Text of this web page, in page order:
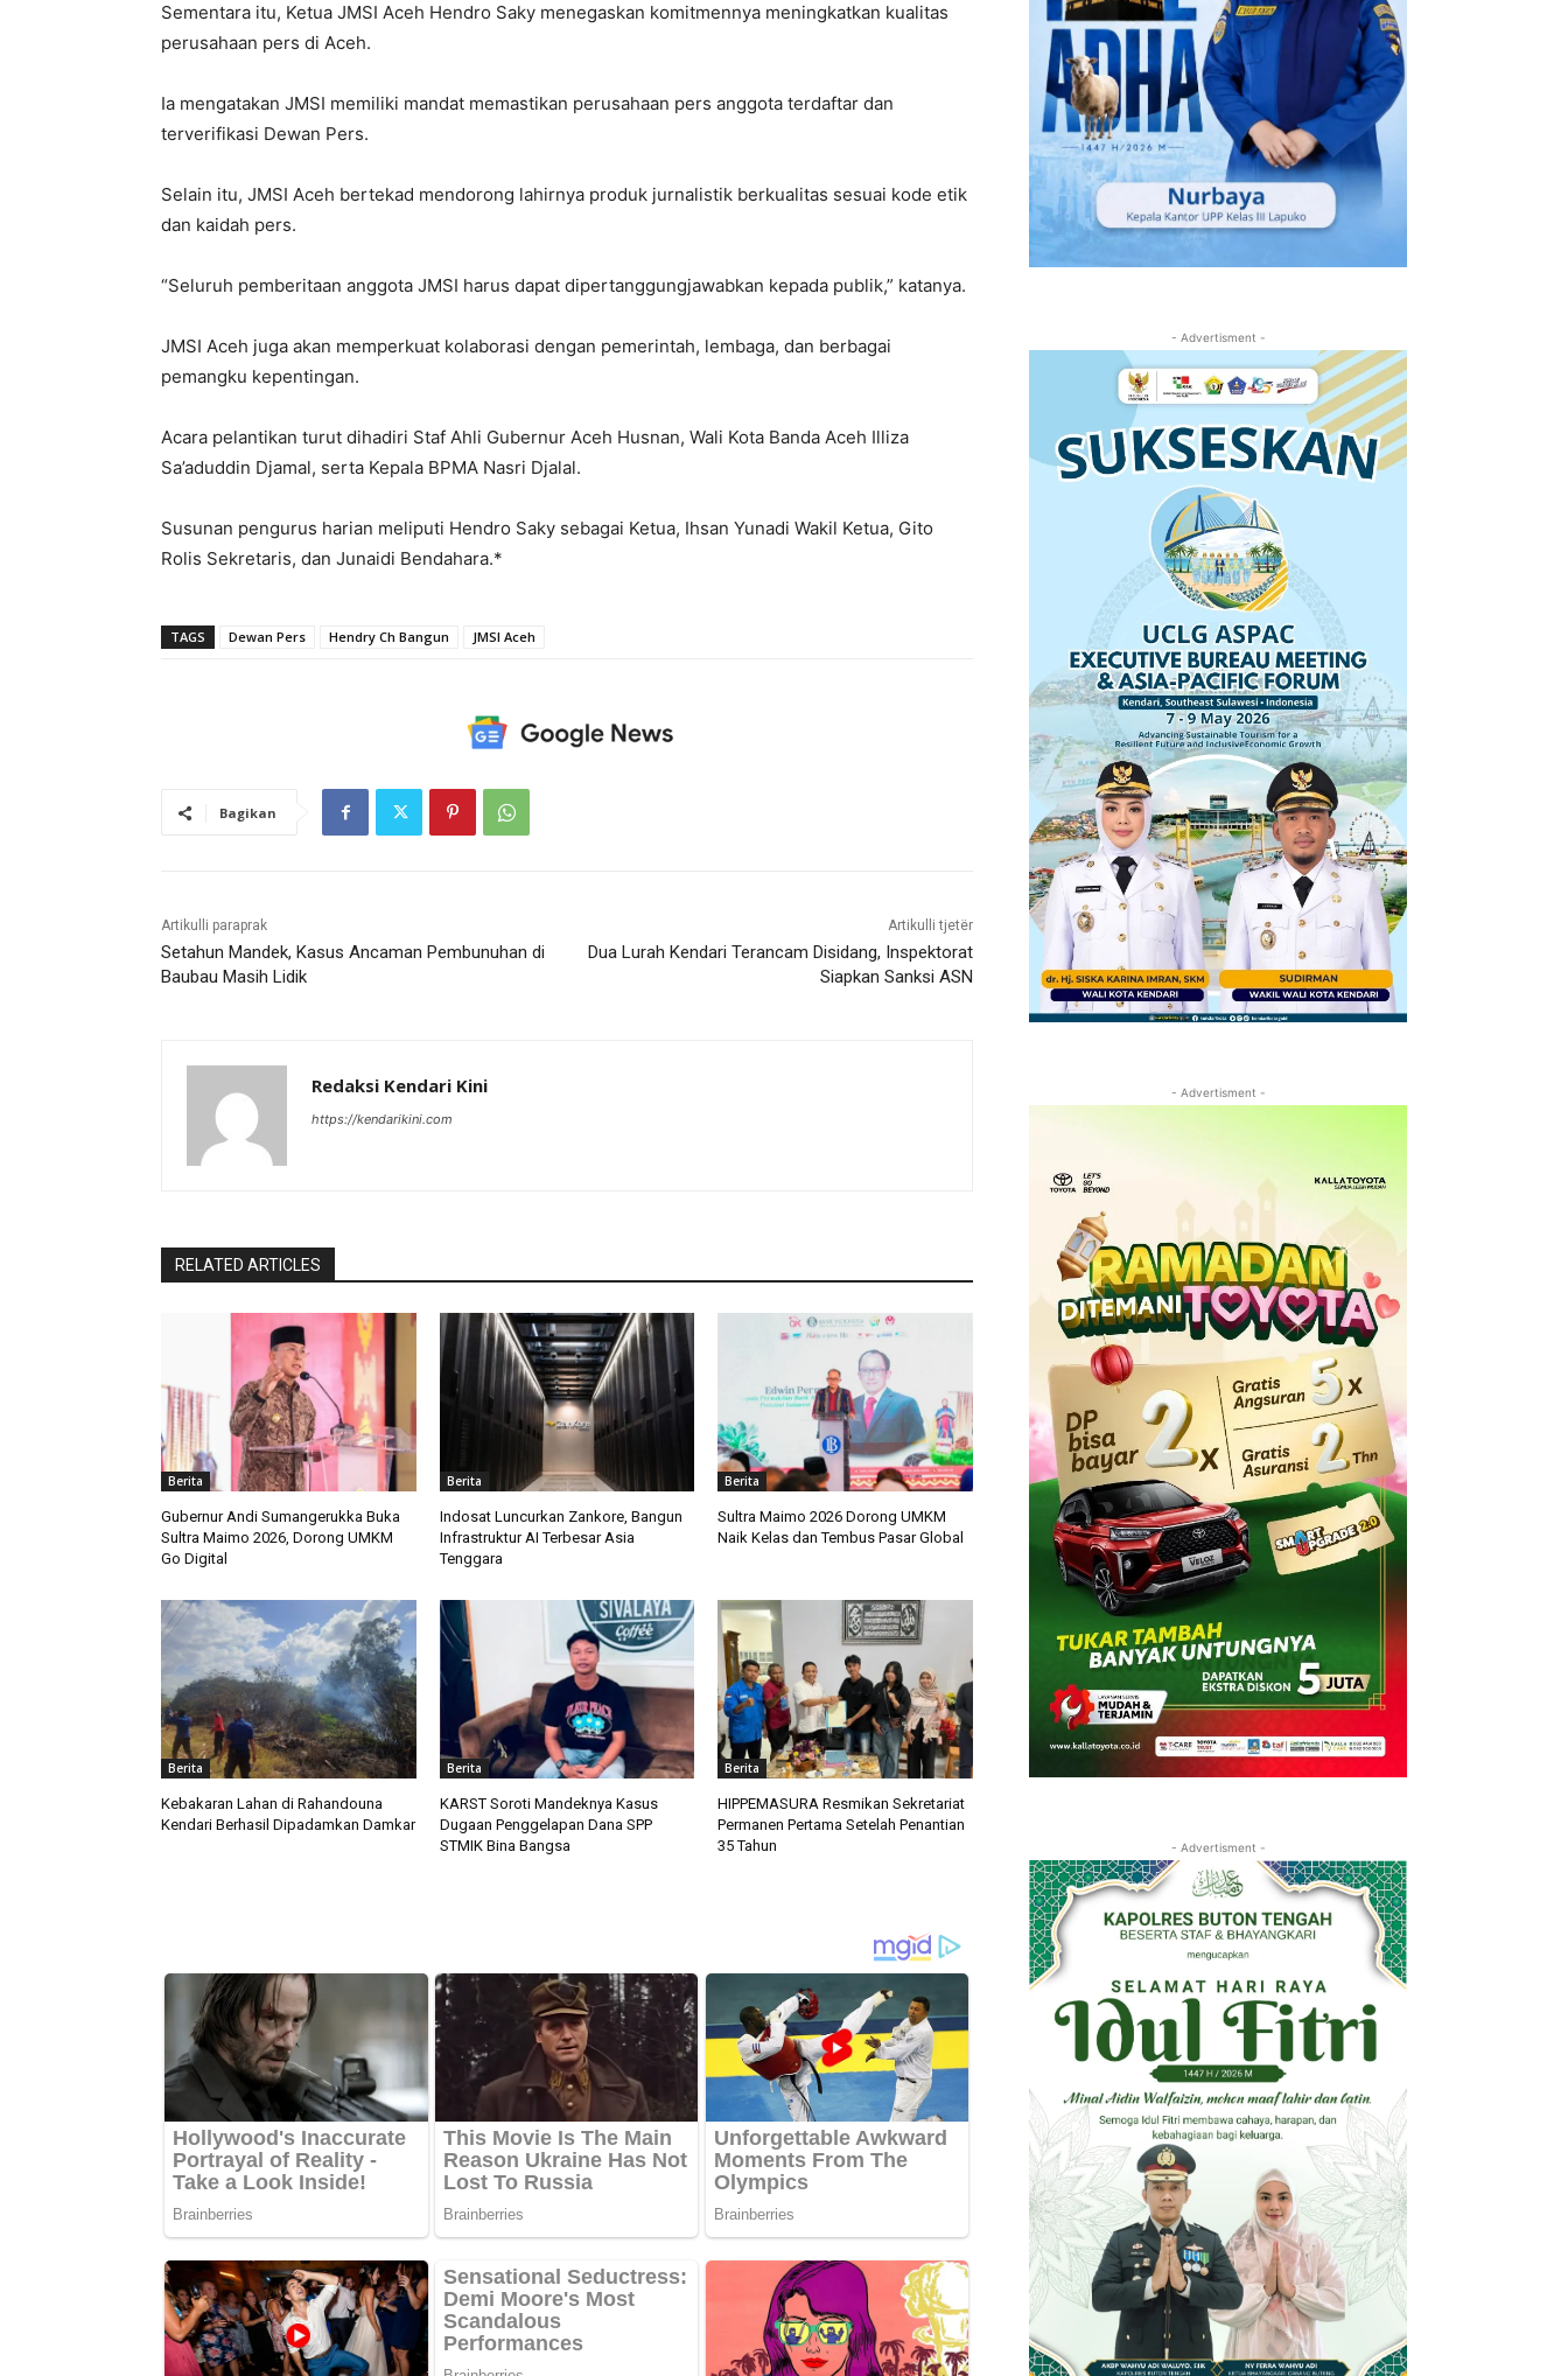
Sementara itu, Ketua JMSI Aceh Hendro Saky menegaskan komitmennya meningkatkan kualitas
perusahaan pers di Aceh.
Ia mengatakan JMSI memiliki mandat memastikan perusahaan pers anggota terdaftar dan
terverifikasi Dewan Pers.
Selain itu, JMSI Aceh bertekad mendorong lahirnya produk jurnalistik berkualitas sesuai kode etik
dan kaidah pers.
“Seluruh pemberitaan anggota JMSI harus dapat dipertanggungjawabkan kepada publik,” katanya.
JMSI Aceh juga akan memperkuat kolaborasi dengan pemerintah, lembaga, dan berbagai
pemangku kepentingan.
Acara pelantikan turut dihadiri Staf Ahli Gubernur Aceh Husnan, Wali Kota Banda Aceh Illiza
Sa’aduddin Djamal, serta Kepala BPMA Nasri Djalal.
Susunan pengurus harian meliputi Hendro Saky sebagai Ketua, Ihsan Yunadi Wakil Ketua, Gito
Rolis Sekretaris, dan Junaidi Bendahara.*
TAGS Dewan Pers Hendry Ch Bangun JMSI Aceh
Bagikan
Artikulli paraprak
Setahun Mandek, Kasus Ancaman Pembunuhan di
Baubau Masih Lidik
Artikulli tjetër
Dua Lurah Kendari Terancam Disidang, Inspektorat
Siapkan Sanksi ASN
Redaksi Kendari Kini
https://kendarikini.com
RELATED ARTICLES
Berita
Gubernur Andi Sumangerukka Buka
Sultra Maimo 2026, Dorong UMKM
Go Digital
Berita
Indosat Luncurkan Zankore, Bangun
Infrastruktur AI Terbesar Asia
Tenggara
Berita
Sultra Maimo 2026 Dorong UMKM
Naik Kelas dan Tembus Pasar Global
Berita
Kebakaran Lahan di Rahandouna
Kendari Berhasil Dipadamkan Damkar
Berita
KARST Soroti Mandeknya Kasus
Dugaan Penggelapan Dana SPP
STMIK Bina Bangsa
Berita
HIPPEMASURA Resmikan Sekretariat
Permanen Pertama Setelah Penantian
35 Tahun
- Advertisment -
- Advertisment -
- Advertisment -